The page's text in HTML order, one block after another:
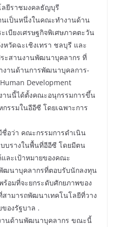
ลยีราชมงคลธัญบุรี
เป็นหนึ่งในคณะทำงานด้าน
บียงเศรษฐกิจพิเศษภาคตะวัน
หวัดฉะเชิงเทรา ชลบุรี และ
ะสานงานพัฒนาบุคลากร ที่
งานด้านการพัฒนาบุคลการ-
Development
านนี้ได้ตั้งคณะอนุกรรมการขึ้น
รรมในอีอีซี โดยเฉพาะการ
อว่า คณะกรรมการดำเนิน
บรางในพื้นที่อีอีซี โดยมีตน
ละเป้าหมายของคณะ
ฒนาบุคลากรที่ตอบรับนักลงทุน
ร้อมที่จะยกระดับศักยภาพของ
ามารถพัฒนาเทคโนโลยีที่วาง
องรัฐบาล .
านด้านพัฒนาบุคลากร ขณะนี้